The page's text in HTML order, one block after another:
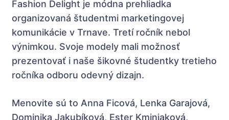
Fashion Delight je módna prehliadka
organizovaná študentmi marketingovej
komunikácie v Trnave. Tretí ročník nebol
výnimkou. Svoje modely mali možnosť
prezentovať i naše šikovné študentky tretieho
ročníka odboru odevný dizajn.
Menovite sú to Anna Ficová, Lenka Garajová,
Dominika Jakubíková, Ester Kminiaková,